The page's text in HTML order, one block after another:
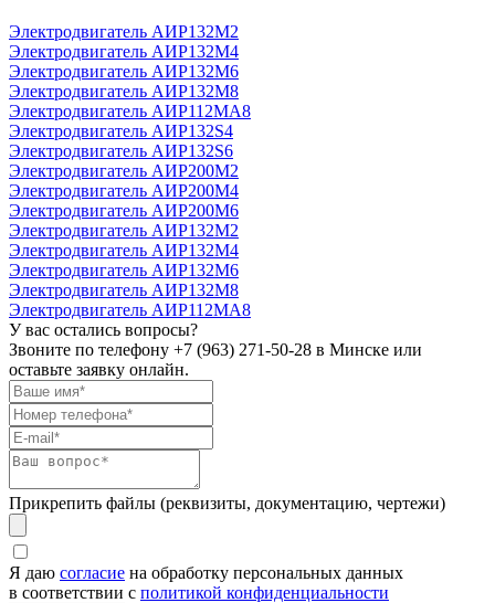
Электродвигатель АИР132М2
Электродвигатель АИР132М4
Электродвигатель АИР132М6
Электродвигатель АИР132М8
Электродвигатель АИР112МА8
Электродвигатель АИР132S4
Электродвигатель АИР132S6
Электродвигатель АИР200М2
Электродвигатель АИР200М4
Электродвигатель АИР200М6
Электродвигатель АИР132М2
Электродвигатель АИР132М4
Электродвигатель АИР132М6
Электродвигатель АИР132М8
Электродвигатель АИР112МА8
У вас остались вопросы?
Звоните по телефону +7 (963) 271-50-28 в Минске или
оставьте заявку онлайн.
Прикрепить файлы (реквизиты, документацию, чертежи)
Я даю согласие на обработку персональных данных
в соответствии с политикой конфиденциальности